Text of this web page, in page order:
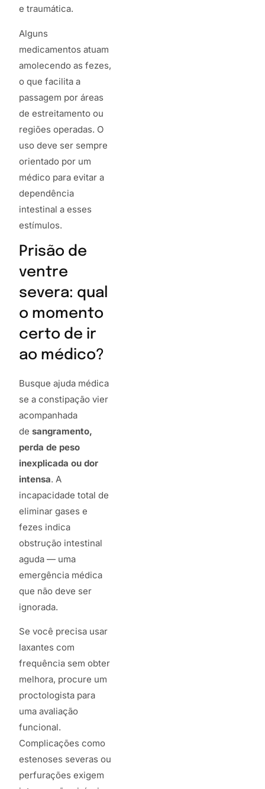
e traumática.
Alguns
medicamentos atuam
amolecendo as fezes,
o que facilita a
passagem por áreas
de estreitamento ou
regiões operadas. O
uso deve ser sempre
orientado por um
médico para evitar a
dependência
intestinal a esses
estímulos.
Prisão de
ventre
severa: qual
o momento
certo de ir
ao médico?
Busque ajuda médica
se a constipação vier
acompanhada
desangramento,
perda de peso
inexplicada ou dor
intensa. A
incapacidade total de
eliminar gases e
fezes indica
obstrução intestinal
aguda — uma
emergência médica
que não deve ser
ignorada.
Se você precisa usar
laxantes com
frequência sem obter
melhora, procure um
proctologista para
uma avaliação
funcional.
Complicações como
estenoses severas ou
perfurações exigem